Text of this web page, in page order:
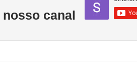
nosso canal